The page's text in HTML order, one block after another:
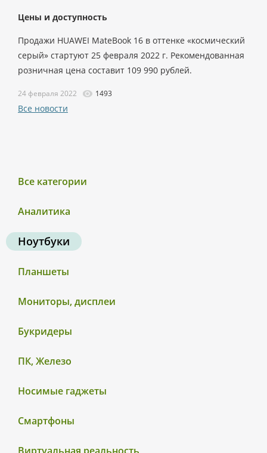
Все категории
Аналитика
Ноутбуки
Планшеты
Мониторы, дисплеи
Букридеры
ПК, Железо
Носимые гаджеты
Смартфоны
Цены и доступность
Продажи HUAWEI MateBook 16 в оттенке «космический
серый» стартуют 25 февраля 2022 г. Рекомендованная
розничная цена составит 109 990 рублей.
24 февраля 2022 1493
Все новости